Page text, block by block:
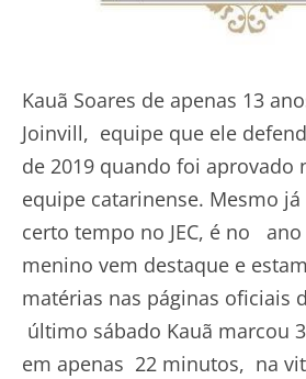
Kauã Soares de apenas 13
Joinvill, equipe que ele
de 2019 quando foi aprovado
equipe catarinense. Mesmo
certo tempo no JEC, é no ano
menino vem destaque e
matérias nas páginas oficiais
último sábado Kauã marcou
em apenas 22 minutos, na